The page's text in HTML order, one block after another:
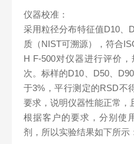
仪器校准：
采用粒径分布特征值D10、
质（NIST可溯源），符合
H F-500对仪器进行评价
次。标样的D10、D50、
于3%，平行测定的RSD不
要求，说明仪器性能正常，
根据客户的要求，分别使
剂，所以实验结果如下所示